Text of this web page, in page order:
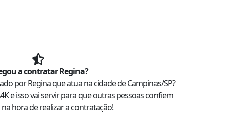
a contratarRegina?
porReginaque atua na cidade deCampinas/SP?
e isso vai servir para que outras pessoas confiem
hora de realizar a contratação!